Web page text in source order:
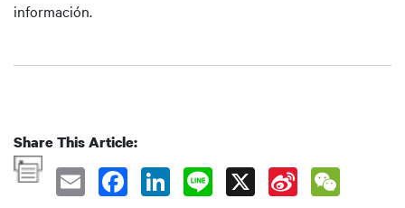
información.
Share This Article: